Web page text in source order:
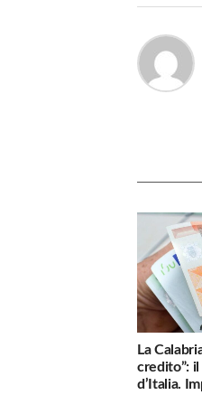
La
credito”:
d’Italia.